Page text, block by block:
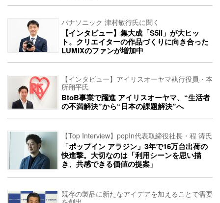
パナソニック 津村敏行氏に聞く
【インタビュー】集大成「S5II」が大ヒッ
ト。クリエイターの作品づくりに向き合った
LUMIXのファンが増加中
【インタビュー】アイリスオーヤマ執行役員・本
所翔平氏
BtoB事業で躍進 アイリスオーヤマ、“生活者
の不満解決”から“日本の課題解決”へ
【Top Interview】popIn代表取締役社長・程 涛氏
「ポップイン アラジン」3年で16万台出荷の
快進撃。大切なのは「利用シーンを思い描
き、共感できる価値の提案」
既存の製品に新たなアイデアを加えることで需要